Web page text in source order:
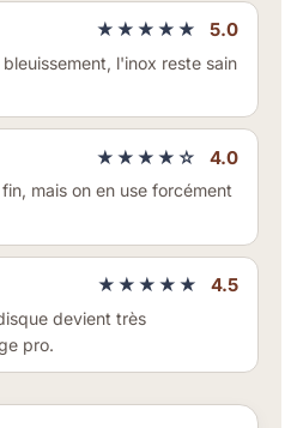
★★★★★ 5.0
l'inox reste sain
★★★★☆ 4.0
mais on en use forcément
★★★★★ 4.5
devient très
pro.